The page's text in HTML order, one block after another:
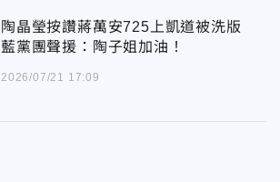
陶晶瑩按讚蔣萬安725上凱道被洗版
藍黨團聲援：陶子姐加油！
2026/07/21 17:09